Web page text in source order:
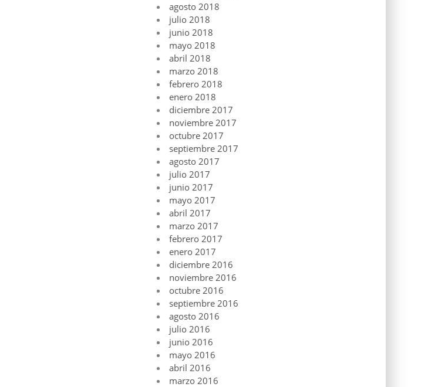
agosto 2018
julio 2018
junio 2018
mayo 2018
abril 2018
marzo 2018
febrero 2018
enero 2018
diciembre 2017
noviembre 2017
octubre 2017
septiembre 2017
agosto 2017
julio 2017
junio 2017
mayo 2017
abril 2017
marzo 2017
febrero 2017
enero 2017
diciembre 2016
noviembre 2016
octubre 2016
septiembre 2016
agosto 2016
julio 2016
junio 2016
mayo 2016
abril 2016
marzo 2016